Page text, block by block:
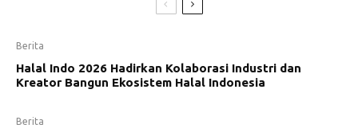
Berita
Halal Indo 2026 Hadirkan Kolaborasi Industri dan
Kreator Bangun Ekosistem Halal Indonesia
Berita